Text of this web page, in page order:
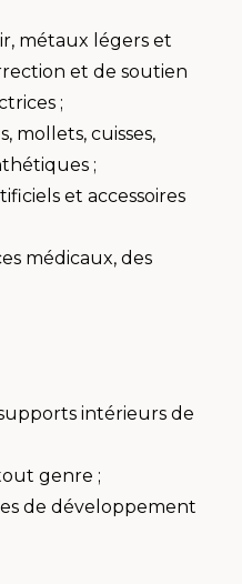
métaux légers et
et de soutien
;
mollets, cuisses,
;
et accessoires
médicaux, des
intérieurs de
genre ;
de développement